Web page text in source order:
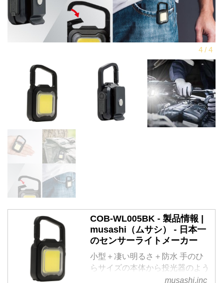
COB-WL005BK - 製品情報 |
musashi（ムサシ） - 日本一
のセンサーライトメーカー
小型＋凄い明るさ＋防水 手のひ
らサイズの本体から投光器のよう
な強力な光を放ちます。 防水仕
musashi.inc